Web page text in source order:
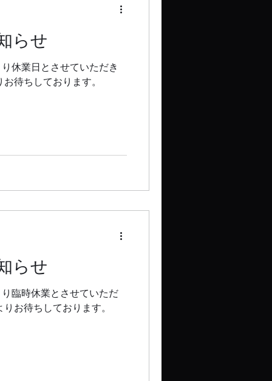
らせ
休業日とさせていただき
待ちしております。
らせ
臨時休業とさせていただ
お待ちしております。